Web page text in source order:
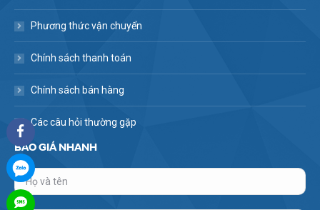
Phương thức vận chuyển
Chính sách thanh toán
Chính sách bán hàng
Các câu hỏi thường gặp
BÁO GIÁ NHANH